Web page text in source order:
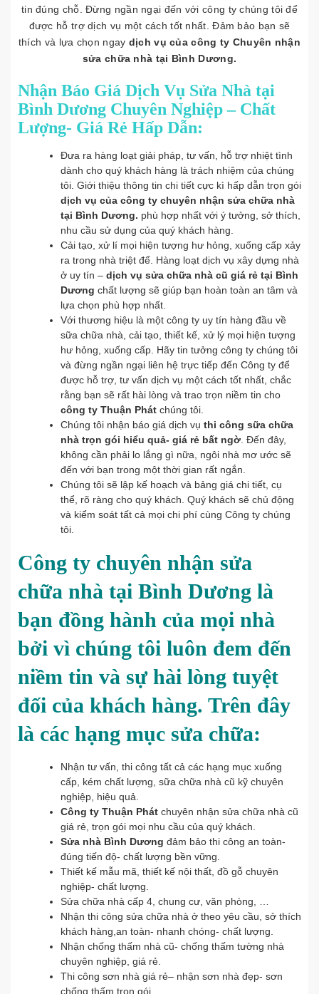
tin đúng chỗ. Đừng ngần ngại đến với công ty chúng tôi để
được hỗ trợ dịch vụ một cách tốt nhất. Đảm bảo bạn sẽ
thích và lựa chọn ngay dịch vụ của công ty Chuyên nhận
sửa chữa nhà tại Bình Dương.
Nhận Báo Giá Dịch Vụ Sửa Nhà tại
Bình Dương Chuyên Nghiệp – Chất
Lượng- Giá Rẻ Hấp Dẫn:
Đưa ra hàng loạt giải pháp, tư vấn, hỗ trợ nhiệt tình
dành cho quý khách hàng là trách nhiệm của chúng
tôi. Giới thiệu thông tin chi tiết cực kì hấp dẫn trọn gói
dịch vụ của công ty chuyên nhận sửa chữa nhà
tại Bình Dương. phù hợp nhất với ý tưởng, sở thích,
nhu cầu sử dụng của quý khách hàng.
Cải tạo, xử lí mọi hiện tượng hư hỏng, xuống cấp xảy
ra trong nhà triệt để. Hàng loạt dịch vụ xây dựng nhà
ở uy tín – dịch vụ sửa chữa nhà cũ giá rẻ tại Bình
Dương chất lượng sẽ giúp bạn hoàn toàn an tâm và
lựa chọn phù hợp nhất.
Với thương hiệu là một công ty uy tín hàng đầu về
sữa chữa nhà, cải tạo, thiết kế, xử lý mọi hiện tượng
hư hỏng, xuống cấp. Hãy tin tưởng công ty chúng tôi
và đừng ngần ngại liên hệ trực tiếp đến Công ty để
được hỗ trợ, tư vấn dịch vụ một cách tốt nhất, chắc
rằng bạn sẽ rất hài lòng và trao trọn niềm tin cho
công ty Thuận Phát chúng tôi.
Chúng tôi nhận báo giá dịch vụ thi công sữa chữa
nhà trọn gói hiểu quả- giá rẻ bất ngờ . Đến đây,
không cần phải lo lắng gì nữa, ngôi nhà mơ ước sẽ
đến với bạn trong một thời gian rất ngắn.
Chúng tôi sẽ lập kế hoạch và bảng giá chi tiết, cụ
thể, rõ ràng cho quý khách. Quý khách sẽ chủ động
và kiểm soát tất cả mọi chi phí cùng Công ty chúng
tôi.
Công ty chuyên nhận sửa
chữa nhà tại Bình Dương là
bạn đồng hành của mọi nhà
bởi vì chúng tôi luôn đem đến
niềm tin và sự hài lòng tuyệt
đối của khách hàng. Trên đây
là các hạng mục sửa chữa:
Nhận tư vấn, thi công tất cả các hạng mục xuống
cấp, kém chất lượng, sữa chữa nhà cũ kỹ chuyên
nghiệp, hiệu quả.
Công ty Thuận Phát chuyên nhận sửa chữa nhà cũ
giá rẻ, trọn gói mọi nhu cầu của quý khách.
Sửa nhà Bình Dương đảm bảo thi công an toàn-
đúng tiến độ- chất lượng bền vững.
Thiết kế mẫu mã, thiết kế nội thất, đồ gỗ chuyên
nghiệp- chất lượng.
Sửa chữa nhà cấp 4, chung cư, văn phòng, …
Nhận thi công sửa chữa nhà ở theo yêu cầu, sở thích
khách hàng,an toàn- nhanh chóng- chất lượng.
Nhận chống thấm nhà cũ- chống thấm tường nhà
chuyên nghiệp, giá rẻ.
Thi công sơn nhà giá rẻ– nhận sơn nhà đẹp- sơn
chống thấm trọn gói.